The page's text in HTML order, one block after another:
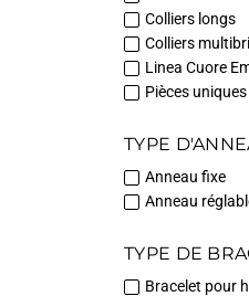
préférés, vous
En outre, pour
pendant et après
Nous sommes
points de
curiosité en
expérience, et
Colliers longs
Colliers
Linea Cuore
Pièces uniques
TYPE
Anneau fixe
Anneau
TYPE DE
Bracelet pour